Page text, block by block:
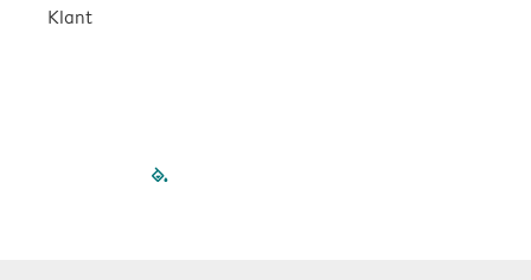
Klant
filled-pagination